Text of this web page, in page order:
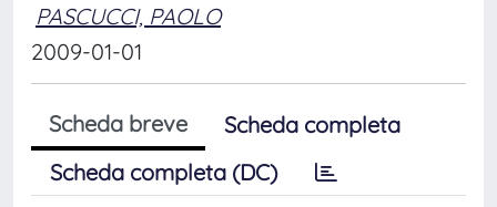
PASCUCCI, PAOLO
2009-01-01
Scheda breve
Scheda completa
Scheda completa (DC)